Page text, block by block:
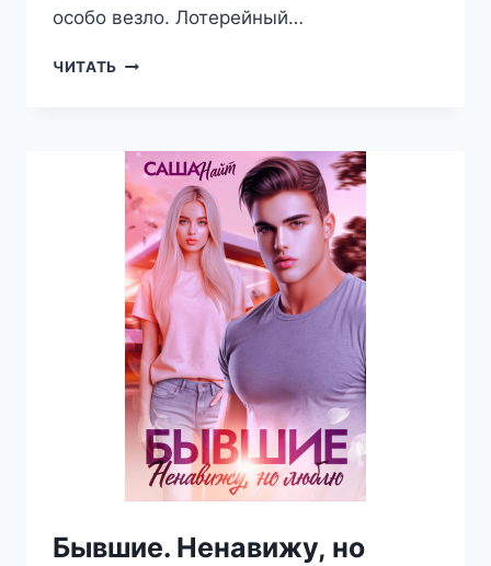
особо везло. Лотерейный…
ЧИТАТЬ ОТПУСК
Бывшие. Ненавижу, но